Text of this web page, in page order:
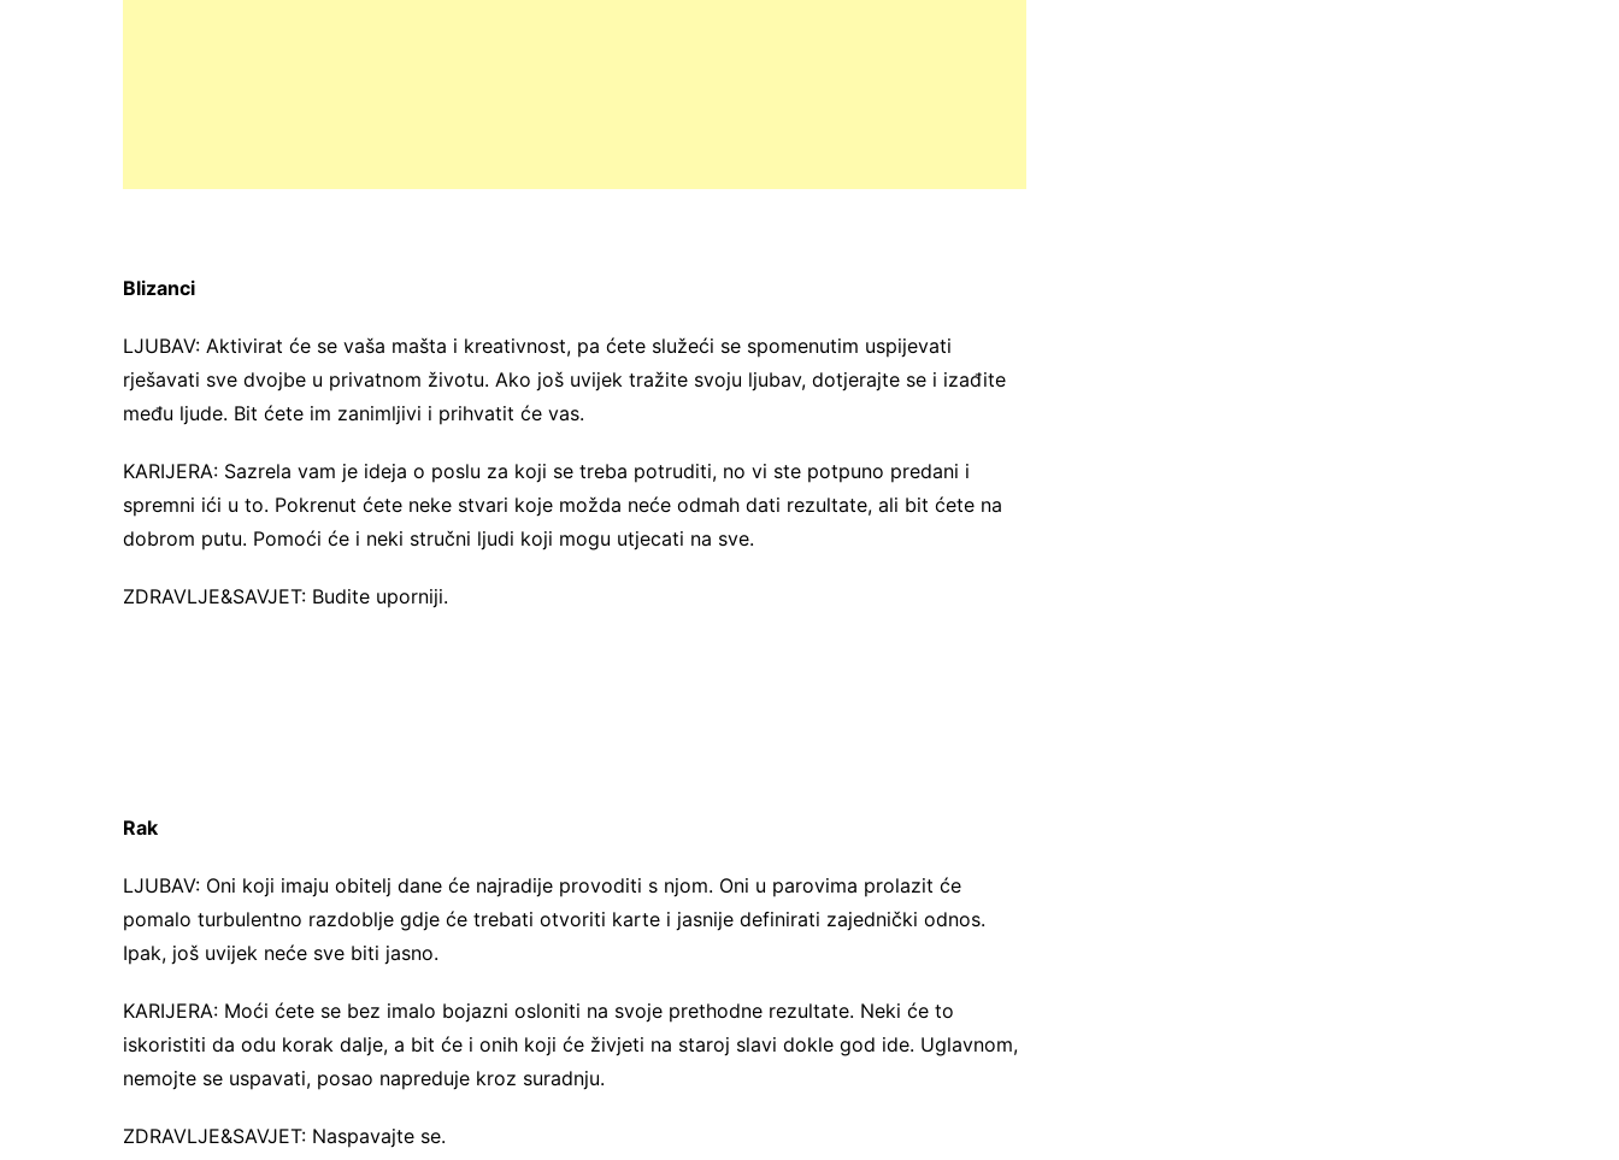
Blizanci
LJUBAV: Aktivirat će se vaša mašta i kreativnost, pa ćete služeći se spomenutim uspijevati
rješavati sve dvojbe u privatnom životu. Ako još uvijek tražite svoju ljubav, dotjerajte se i izađite
među ljude. Bit ćete im zanimljivi i prihvatit će vas.
KARIJERA: Sazrela vam je ideja o poslu za koji se treba potruditi, no vi ste potpuno predani i
spremni ići u to. Pokrenut ćete neke stvari koje možda neće odmah dati rezultate, ali bit ćete na
dobrom putu. Pomoći će i neki stručni ljudi koji mogu utjecati na sve.
ZDRAVLJE&SAVJET: Budite uporniji.
Rak
LJUBAV: Oni koji imaju obitelj dane će najradije provoditi s njom. Oni u parovima prolazit će
pomalo turbulentno razdoblje gdje će trebati otvoriti karte i jasnije definirati zajednički odnos.
Ipak, još uvijek neće sve biti jasno.
KARIJERA: Moći ćete se bez imalo bojazni osloniti na svoje prethodne rezultate. Neki će to
iskoristiti da odu korak dalje, a bit će i onih koji će živjeti na staroj slavi dokle god ide. Uglavnom,
nemojte se uspavati, posao napreduje kroz suradnju.
ZDRAVLJE&SAVJET: Naspavajte se.